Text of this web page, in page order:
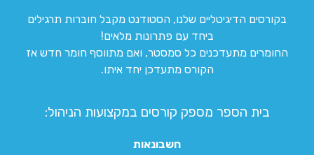
בקורסים הדיגיטליים שלנו, הסטודנט מקבל חוברות תרגילים
ביחד עם פתרונות מלאים!
החומרים מתעדכנים כל סמסטר, ואם מתווסף חומר חדש אז
הקורס מתעדכן יחד איתו.
בית הספר מספק קורסים במקצועות הניהול:
חשבונאות